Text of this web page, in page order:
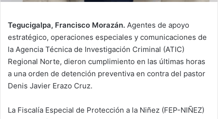
Tegucigalpa, Francisco Morazán. Agentes de apoyo
estratégico, operaciones especiales y comunicaciones de
la Agencia Técnica de Investigación Criminal (ATIC)
Regional Norte, dieron cumplimiento en las últimas horas
a una orden de detención preventiva en contra del pastor
Denis Javier Erazo Cruz.
La Fiscalía Especial de Protección a la Niñez (FEP-NIÑEZ)